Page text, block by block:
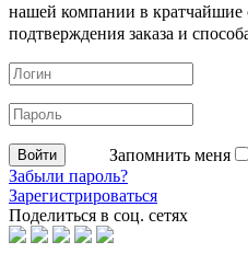
нашей компании в кратчайшие
подтверждения заказа и
Запомнить меня
Забыли пароль?
Зарегистрироваться
Поделиться в соц. сетях